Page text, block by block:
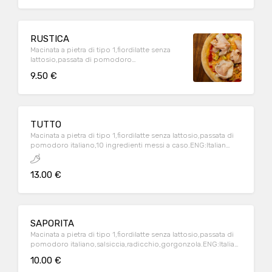
RUSTICA
Macinata a pietra di tipo 1,fiordilatte senza
lattosio,passata di pomodoro
forno.ENG:Italian stone-ground
9.50 €
TUTTO
Macinata a pietra di tipo 1,fiordilatte senza lattosio,passata di
pomodoro italiano,10 ingredienti messi a caso.ENG:Italian
stone-ground flour,lactose-free italian milk mozzarella,italian
tomatoes source ,10 random ingredients
13.00 €
SAPORITA
Macinata a pietra di tipo 1,fiordilatte senza lattosio,passata di
pomodoro italiano,salsiccia,radicchio,gorgonzola.ENG:Italian
tomatoes source ,sausage,red chicory,blue cheese
10.00 €